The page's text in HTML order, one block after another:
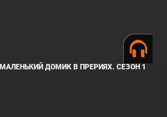
МАЛЕНЬКИЙ ДОМИК В ПРЕРИЯХ. СЕЗОН 1